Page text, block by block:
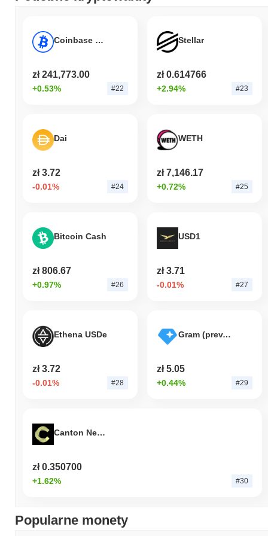
Coinbase Wrapped BTC
zł 241,773.00
+0.53% #22
Stellar
zł 0.614766
+2.94% #23
Dai
zł 3.72
-0.01% #24
WETH
zł 7,146.17
+0.72% #25
Bitcoin Cash
zł 806.67
+0.97% #26
USD1
zł 3.71
-0.01% #27
Ethena USDe
zł 3.72
-0.01% #28
Gram (prev. Toncoin)
zł 5.05
+0.44% #29
Canton Network
zł 0.350700
+1.62% #30
Popularne monety